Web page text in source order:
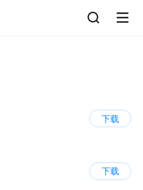
下载
下载